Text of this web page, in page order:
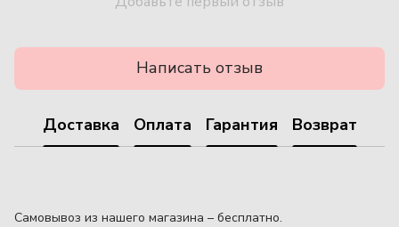
Написать отзыв
Доставка Оплата Гарантия Возврат
Самовывоз из нашего магазина – бесплатно.